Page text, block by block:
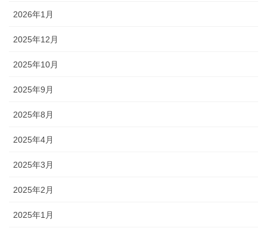
2026年1月
2025年12月
2025年10月
2025年9月
2025年8月
2025年4月
2025年3月
2025年2月
2025年1月